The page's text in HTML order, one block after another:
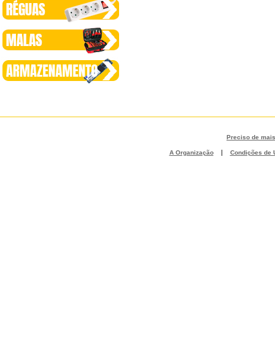
Preciso de
A Organização | Condições de